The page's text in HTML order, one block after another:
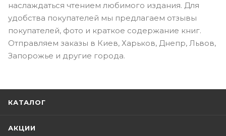
наслаждаться чтением любимого издания. Для
удобства покупателей мы предлагаем отзывы
покупателей, фото и краткое содержание книг.
Отправляем заказы в Киев, Харьков, Днепр, Львов,
Запорожье и другие города.
КАТАЛОГ
АКЦИИ